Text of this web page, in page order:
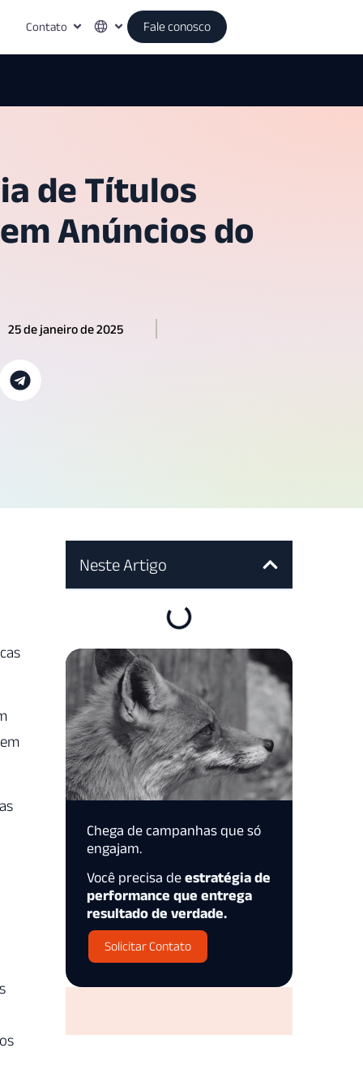
Contato Fale conosco
de Títulos
Anúncios do
25 de janeiro de 2025
Neste Artigo
Chega de campanhas que só
engajam.
Você precisa de estratégia de
performance que entrega
resultado de verdade.
Solicitar Contato